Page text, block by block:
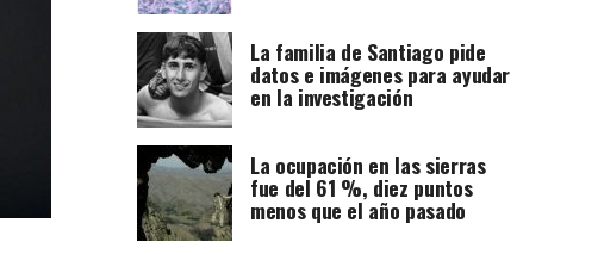
La familia de Santiago pide
datos e imágenes para ayudar
en la investigación
La ocupación en las sierras
fue del 61 %, diez puntos
menos que el año pasado